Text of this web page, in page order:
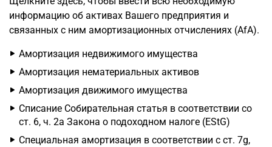
информацию об активах Вашего предприятия и
связанных с ним амортизационных отчислениях (AfA).
Амортизация недвижимого имущества
Амортизация нематериальных активов
Амортизация движимого имущества
Списание Собирательная статья в соответствии со
ст. 6, ч. 2a Закона о подоходном налоге (EStG)
Специальная амортизация в соответствии с ст. 7g,